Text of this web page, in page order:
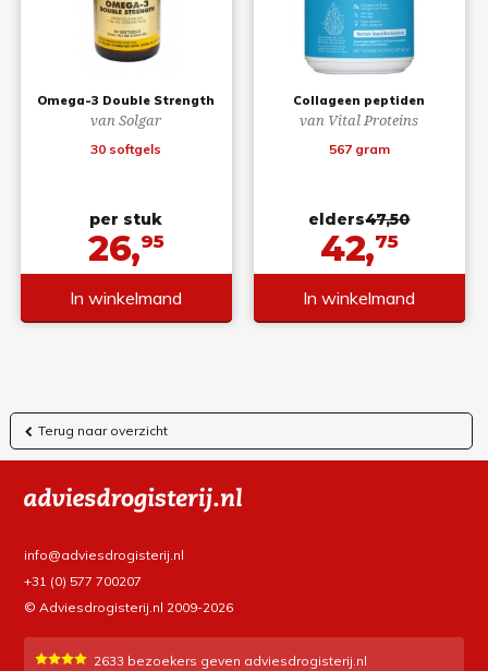
Omega-3 Double Strength
van Solgar
30 softgels
per stuk
26,95
In winkelmand
Collageen peptiden
van Vital Proteins
567 gram
elders47,50
42,75
In winkelmand
Terug naar overzicht
info@adviesdrogisterij.nl
+31 (0) 577 700207
© Adviesdrogisterij.nl 2009-2026
2633 bezoekers geven adviesdrogisterij.nl